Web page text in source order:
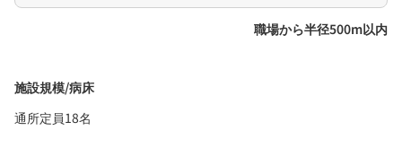
職場から半径500m以内
施設規模/病床
通所定員18名